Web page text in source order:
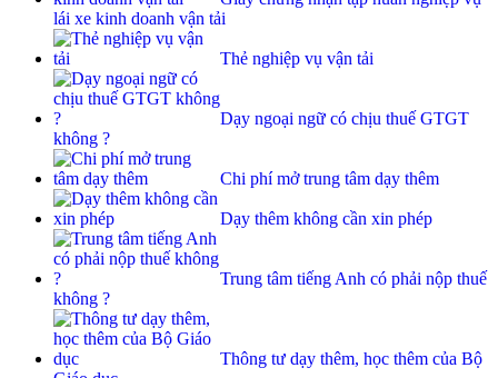
lái xe kinh doanh vận tải
Thẻ nghiệp vụ vận tải
Dạy ngoại ngữ có chịu thuế GTGT
không ?
Chi phí mở trung tâm dạy thêm
Dạy thêm không cần xin phép
Trung tâm tiếng Anh có phải nộp thuế
không ?
Thông tư dạy thêm, học thêm của Bộ